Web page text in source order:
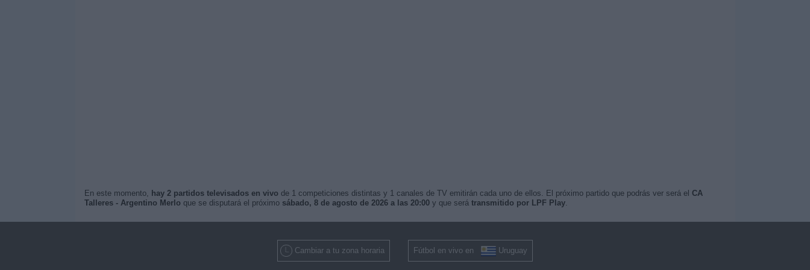
En este momento, hay 2 partidos televisados en vivo de 1 competiciones distintas y 1 canales de TV emitirán cada uno de ellos. El próximo partido que podrás ver será el CA
Talleres - Argentino Merlo que se disputará el próximo sábado, 8 de agosto de 2026 a las 20:00y que será transmitido por LPF Play.
Cambiar a tu zona horaria Fútbol en vivo en Uruguay